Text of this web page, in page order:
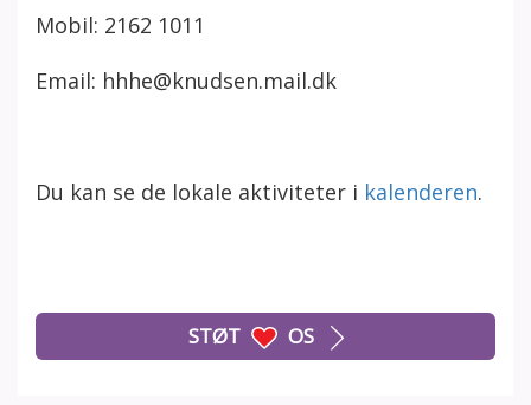
Mobil: 2162 1011
Email: hhhe@knudsen.mail.dk
Du kan se de lokale aktiviteter i kalenderen.
STØT OS